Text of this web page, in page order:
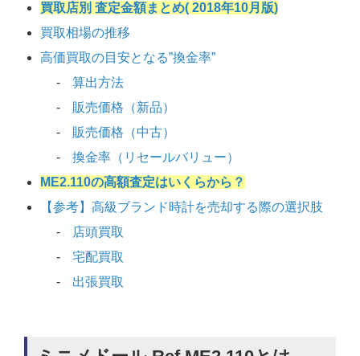
買取店別 査定金額まとめ( 2018年10月版)
買取相場の推移
高価買取の目安となる”換金率”
算出方法
販売価格（新品）
販売価格（中古）
換金率（リセールバリュー）
ME2.110の高額査定はいくらから？
【参考】高級ブランド時計を売却する際の選択肢
店頭買取
宅配買取
出張買取